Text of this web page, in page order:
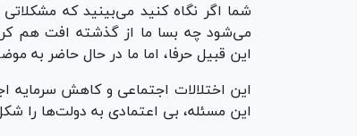
شما اگر نگاه کنید می‌بینید که
می‌شود چه بسا ما از گذشته افت هم
این قبیل حرفا، اما ما در حال حاضر به
این اختلالات اجتماعی و کاهش سرمایه
این مسئله، بی اعتمادی به دولت‌ها را